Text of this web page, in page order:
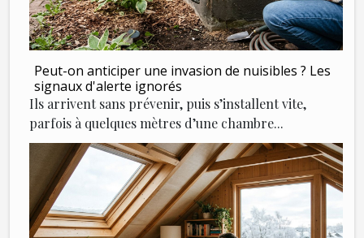
Peut-on anticiper une invasion de nuisibles ? Les
signaux d'alerte ignorés
Ils arrivent sans prévenir, puis s’installent vite,
parfois à quelques mètres d’une chambre...